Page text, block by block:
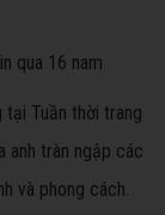
Tuần thời trang
anh tràn ngập các
và phong cách.